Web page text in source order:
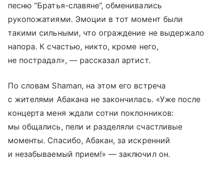
песню “Братья-славяне”, обменивались
рукопожатиями. Эмоции в тот момент были
такими сильными, что ограждение не выдержало
напора. К счастью, никто, кроме него,
не пострадал», — рассказал артист.
По словам Shaman, на этом его встреча
с жителями Абакана не закончилась. «Уже после
концерта меня ждали сотни поклонников:
мы общались, пели и разделяли счастливые
моменты. Спасибо, Абакан, за искренний
и незабываемый прием!» — заключил он.